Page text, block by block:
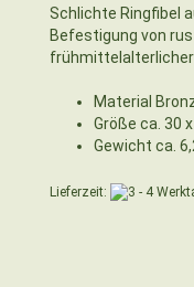
Schlichte Ringfibel
Befestigung von
frühmittelalterlicher
Material
Größe ca. 30
Gewicht ca.
Lieferzeit: